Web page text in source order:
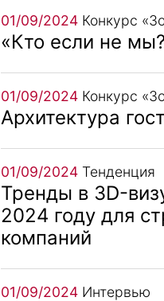
01/09/2024 Конкурс
«Кто если не
01/09/2024 Конкурс
Архитектура
01/09/2024 Тенденция
Тренды в 3D-
2024 году для
компаний
01/09/2024 Интервью